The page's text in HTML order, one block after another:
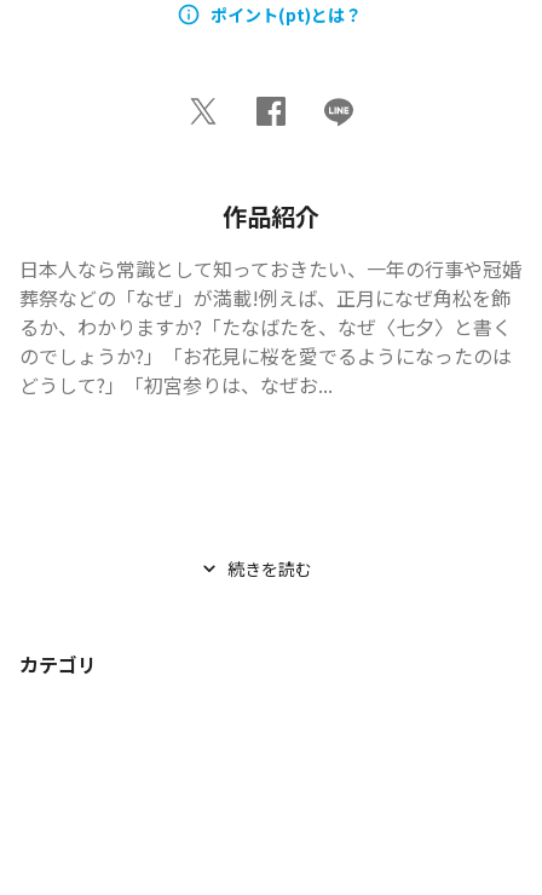
ポイント(pt)とは？
作品紹介
日本人なら常識として知っておきたい、一年の行事や冠婚
葬祭などの「なぜ」が満載!例えば、正月になぜ角松を飾
るか、わかりますか?「たなばたを、なぜ〈七夕〉と書く
のでしょうか?」「お花見に桜を愛でるようになったのは
どうして?」「初宮参りは、なぜお...
続きを読む
カテゴリ